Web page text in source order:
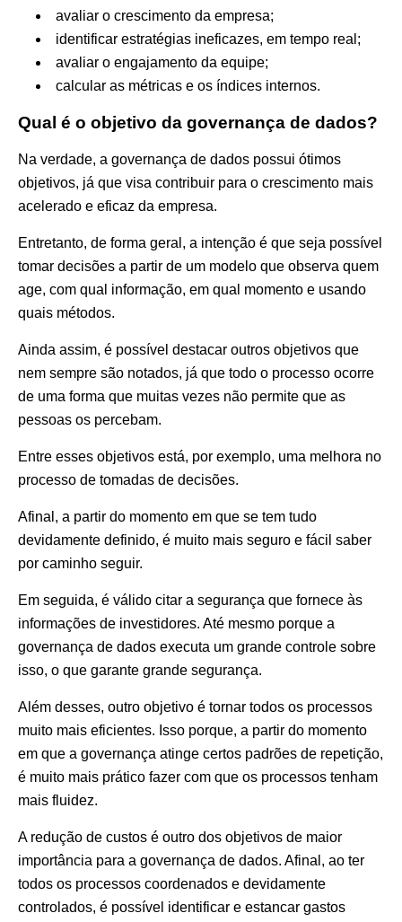
avaliar o crescimento da empresa;
identificar estratégias ineficazes, em tempo real;
avaliar o engajamento da equipe;
calcular as métricas e os índices internos.
Qual é o objetivo da governança de dados?
Na verdade, a governança de dados possui ótimos
objetivos, já que visa contribuir para o crescimento mais
acelerado e eficaz da empresa.
Entretanto, de forma geral, a intenção é que seja possível
tomar decisões a partir de um modelo que observa quem
age, com qual informação, em qual momento e usando
quais métodos.
Ainda assim, é possível destacar outros objetivos que
nem sempre são notados, já que todo o processo ocorre
de uma forma que muitas vezes não permite que as
pessoas os percebam.
Entre esses objetivos está, por exemplo, uma melhora no
processo de tomadas de decisões.
Afinal, a partir do momento em que se tem tudo
devidamente definido, é muito mais seguro e fácil saber
por caminho seguir.
Em seguida, é válido citar a segurança que fornece às
informações de investidores. Até mesmo porque a
governança de dados executa um grande controle sobre
isso, o que garante grande segurança.
Além desses, outro objetivo é tornar todos os processos
muito mais eficientes. Isso porque, a partir do momento
em que a governança atinge certos padrões de repetição,
é muito mais prático fazer com que os processos tenham
mais fluidez.
A redução de custos é outro dos objetivos de maior
importância para a governança de dados. Afinal, ao ter
todos os processos coordenados e devidamente
controlados, é possível identificar e estancar gastos